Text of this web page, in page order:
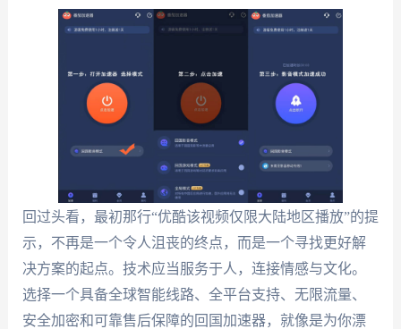
回过头看，最初那行“优酷该视频仅限大陆地区播放”的提
示，不再是一个令人沮丧的终点，而是一个寻找更好解
决方案的起点。技术应当服务于人，连接情感与文化。
选择一个具备全球智能线路、全平台支持、无限流量、
安全加密和可靠售后保障的回国加速器，就像是为你漂